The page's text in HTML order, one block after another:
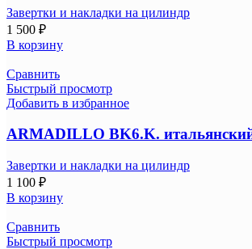
Завертки и накладки на цилиндр
1 500 ₽
В корзину
Сравнить
Быстрый просмотр
Добавить в избранное
ARMADILLO BK6.K.
Завертки и накладки на цилиндр
1 100 ₽
В корзину
Сравнить
Быстрый просмотр